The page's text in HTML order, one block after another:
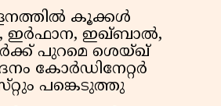
കൂക്കൾ
ഇഖ്ബാൽ,
പുറമെ ശെയ്ഖ്
കോർഡിനേറ്റർ
പങ്കെടുത്തു